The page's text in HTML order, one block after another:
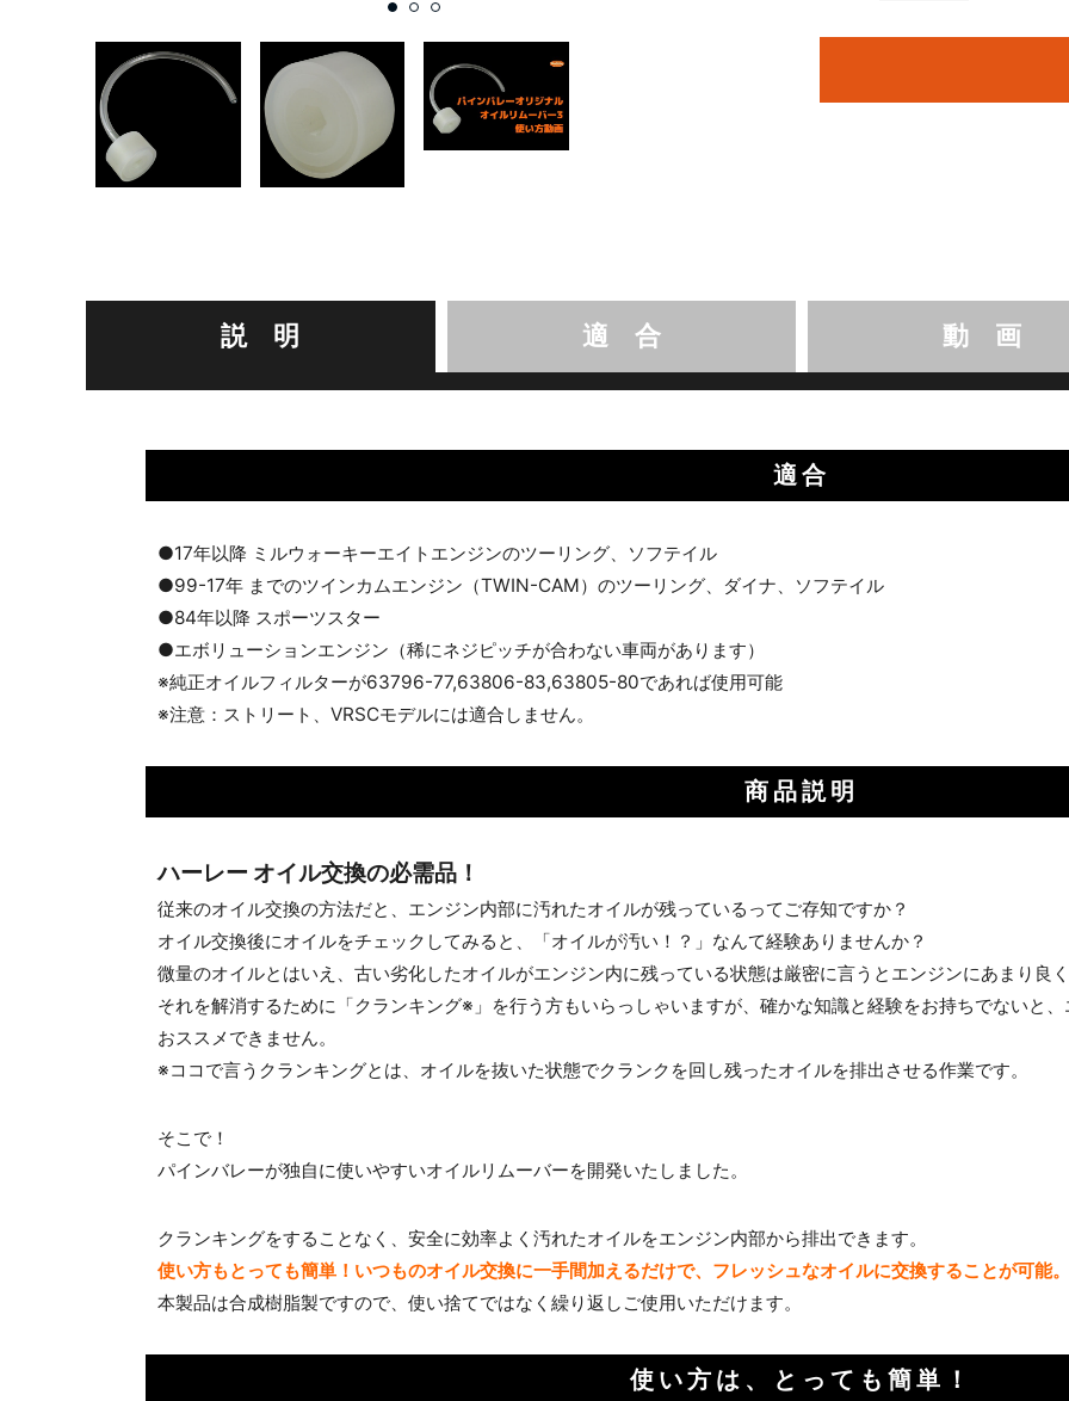
説 明 適 合 動 画
適合
●17年以降 ミルウォーキーエイトエンジンのツーリング、ソフテイル
●99-17年 までのツインカムエンジン（TWIN-CAM）のツーリング、ダイナ、ソフテイル
●84年以降 スポーツスター
●エボリューションエンジン（稀にネジピッチが合わない車両があります）
※純正オイルフィルターが63796-77,63806-83,63805-80であれば使用可能
※注意：ストリート、VRSCモデルには適合しません。
商品説明
ハーレー オイル交換の必需品！
従来のオイル交換の方法だと、エンジン内部に汚れたオイルが残っているってご存知ですか？
オイル交換後にオイルをチェックしてみると、「オイルが汚い！？」なんて経験ありませんか？
微量のオイルとはいえ、古い劣化したオイルがエンジン内に残っている状態は厳密に言うとエンジンにあまり良
それを解消するために「クランキング※」を行う方もいらっしゃいますが、確かな知識と経験をお持ちでないと
おススメできません。
※ココで言うクランキングとは、オイルを抜いた状態でクランクを回し残ったオイルを排出させる作業です。
そこで！
パインバレーが独自に使いやすいオイルリムーバーを開発いたしました。
クランキングをすることなく、安全に効率よく汚れたオイルをエンジン内部から排出できます。
使い方もとっても簡単！いつものオイル交換に一手間加えるだけで、フレッシュなオイルに交換することが可能。
本製品は合成樹脂製ですので、使い捨てではなく繰り返しご使用いただけます。
使い方は、とっても簡単！